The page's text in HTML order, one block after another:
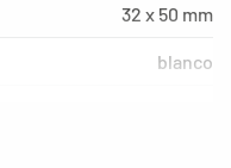
32 x 50 mm
blanco